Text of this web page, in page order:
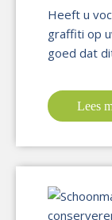
Heeft u
graffiti op
goed dat
Lees